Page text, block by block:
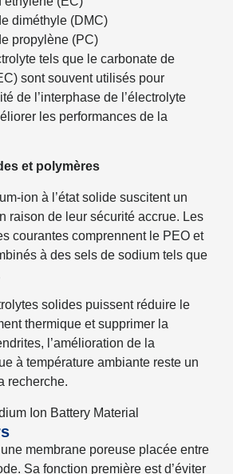
diméthyle (DMC)
propylène (PC)
tels que le carbonate de
sont souvent utilisés pour
de l’interphase de l’électrolyte
les performances de la
et polymères
ion à l’état solide suscitent un
raison de leur sécurité accrue. Les
courantes comprennent le PEO et
à des sels de sodium tels que
solides puissent réduire le
thermique et supprimer la
l’amélioration de la
à température ambiante reste un
recherche.
membrane poreuse placée entre
Sa fonction première est d’éviter